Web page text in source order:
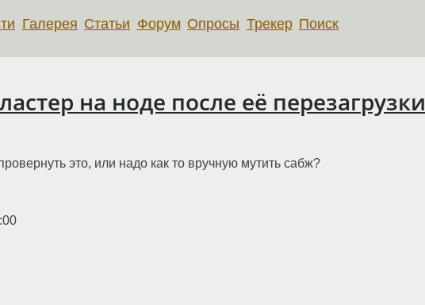
Галерея Статьи Форум Опросы Трекер Поиск
на ноде после её перезагрузки
это, или надо как то вручную мутить сабж?